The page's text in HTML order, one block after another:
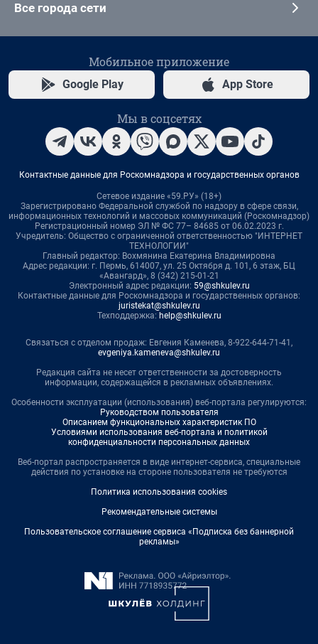
Все города сети
Мобильное приложение
Google Play App Store
Мы в соцсетях
Контактные данные для Роскомнадзора и государственных органов
Сетевое издание «59.РУ» (18+)
Зарегистрировано Федеральной службой по надзору в сфере связи,
информационных технологий и массовых коммуникаций (Роскомнадзор)
Регистрационный номер ЭЛ № ФС 77– 84685 от 06.02.2023 г.
Учредитель: Общество с ограниченной ответственностью "ИНТЕРНЕТ
ТЕХНОЛОГИИ"
Главный редактор: Вохмянина Екатерина Владимировна
Адрес редакции: г. Пермь, 614007, ул. 25 Октября д. 101, 6 этаж, БЦ
«Авангард», 8 (342) 215-01-21
Электронный адрес редакции: 59@shkulev.ru
Контактные данные для Роскомнадзора и государственных органов:
juristekat@shkulev.ru
Техподдержка: help@shkulev.ru
Связаться с отделом продаж: Евгения Каменева, 8-922-644-71-41,
evgeniya.kameneva@shkulev.ru
Редакция сайта не несет ответственности за достоверность
информации, содержащейся в рекламных объявлениях.
Особенности эксплуатации (использования) веб-портала регулируются:
Руководством пользователя
Описанием функциональных характеристик ПО
Условиями использования веб-портала и политикой
конфиденциальности персональных данных
Веб-портал распространяется в виде интернет-сервиса, специальные
действия по установке на стороне пользователя не требуются
Политика использования cookies
Рекомендательные системы
Пользовательское соглашение сервиса «Подписка без баннерной
рекламы»